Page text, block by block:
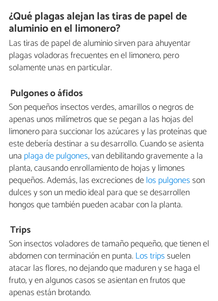
¿Qué plagas alejan las tiras de papel de
aluminio en el limonero?
Las tiras de papel de aluminio sirven para ahuyentar
plagas voladoras frecuentes en el limonero, pero
solamente unas en particular.
Pulgones o áfidos
Son pequeños insectos verdes, amarillos o negros de
apenas unos milímetros que se pegan a las hojas del
limonero para succionar los azúcares y las proteínas que
este debería destinar a su desarrollo. Cuando se asienta
una plaga de pulgones, van debilitando gravemente a la
planta, causando enrollamiento de hojas y limones
pequeños. Además, las excreciones delos pulgonesson
dulces y son un medio ideal para que se desarrollen
hongos que también pueden acabar con la planta.
Trips
Son insectos voladores de tamaño pequeño, que tienen el
abdomen con terminación en punta. Los tripssuelen
atacar las flores, no dejando que maduren y se haga el
fruto, y en algunos casos se asientan en frutos que
apenas están brotando.